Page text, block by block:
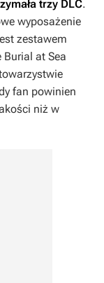
trzy DLC.
wyposażenie
zestawem
Burial at Sea
fan powinien
niż w